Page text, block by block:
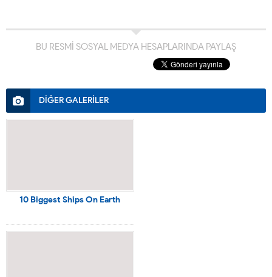
BU RESMİ SOSYAL MEDYA HESAPLARINDA PAYLAŞ
DİĞER GALERİLER
10 Biggest Ships On Earth